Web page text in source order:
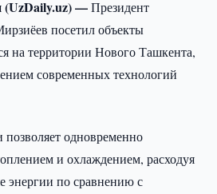
(UzDaily.uz) —Президент
посетил объекты
на территории Нового Ташкента,
современных технологий
одновременно
и охлаждением, расходуя
энергии по сравнению с